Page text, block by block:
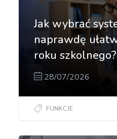
Jak wybrać
naprawdę
roku szkolnego?
28/07/2026
FUNKCJE